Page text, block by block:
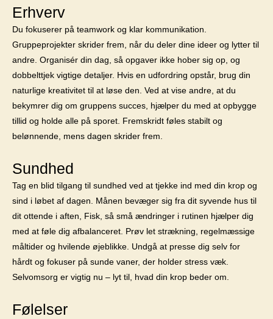
Erhverv
Du fokuserer på teamwork og klar kommunikation.
Gruppeprojekter skrider frem, når du deler dine ideer og lytter til
andre. Organisér din dag, så opgaver ikke hober sig op, og
dobbelttjek vigtige detaljer. Hvis en udfordring opstår, brug din
naturlige kreativitet til at løse den. Ved at vise andre, at du
bekymrer dig om gruppens succes, hjælper du med at opbygge
tillid og holde alle på sporet. Fremskridt føles stabilt og
belønnende, mens dagen skrider frem.
Sundhed
Tag en blid tilgang til sundhed ved at tjekke ind med din krop og
sind i løbet af dagen. Månen bevæger sig fra dit syvende hus til
dit ottende i aften, Fisk, så små ændringer i rutinen hjælper dig
med at føle dig afbalanceret. Prøv let strækning, regelmæssige
måltider og hvilende øjeblikke. Undgå at presse dig selv for
hårdt og fokuser på sunde vaner, der holder stress væk.
Selvomsorg er vigtig nu – lyt til, hvad din krop beder om.
Følelser